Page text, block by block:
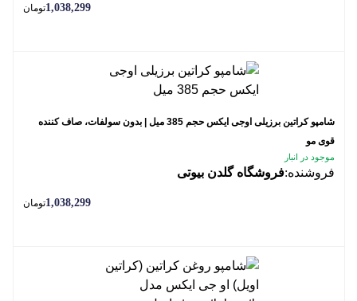
1,038,299تومان
شامپو کراتین برزیلی اوجی ایکس حجم 385 میل | بدون سولفات، صاف کننده
قوی مو
موجود در انبار
فروشنده:فروشگاه گلدن بیوتی
1,038,299تومان